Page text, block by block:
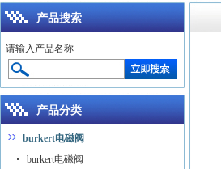
产品搜索
请输入产品名称
产品分类
burkert电磁阀
burkert电磁阀